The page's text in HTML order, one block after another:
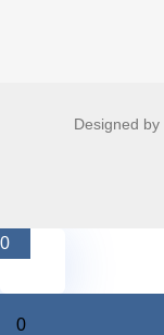
Designed by
0
0